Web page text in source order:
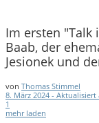
Im ersten "Talk
Baab, der
Jesionek und
von Thomas Stimmel
8. März 2024 - Aktualisiert
1
mehr laden